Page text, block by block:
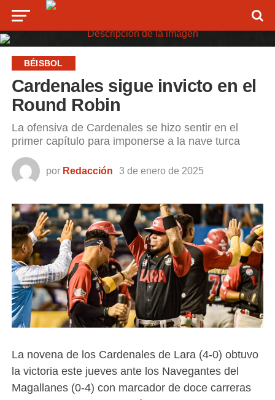
BÉISBOL
Cardenales sigue invicto en el
Round Robin
La ofensiva de Cardenales se hizo sentir en el
primer capítulo para imponerse a la nave turca
por Redacción 3 de enero de 2025
La novena de los Cardenales de Lara (4-0) obtuvo
la victoria este jueves ante los Navegantes del
Magallanes (0-4) con marcador de doce carreras